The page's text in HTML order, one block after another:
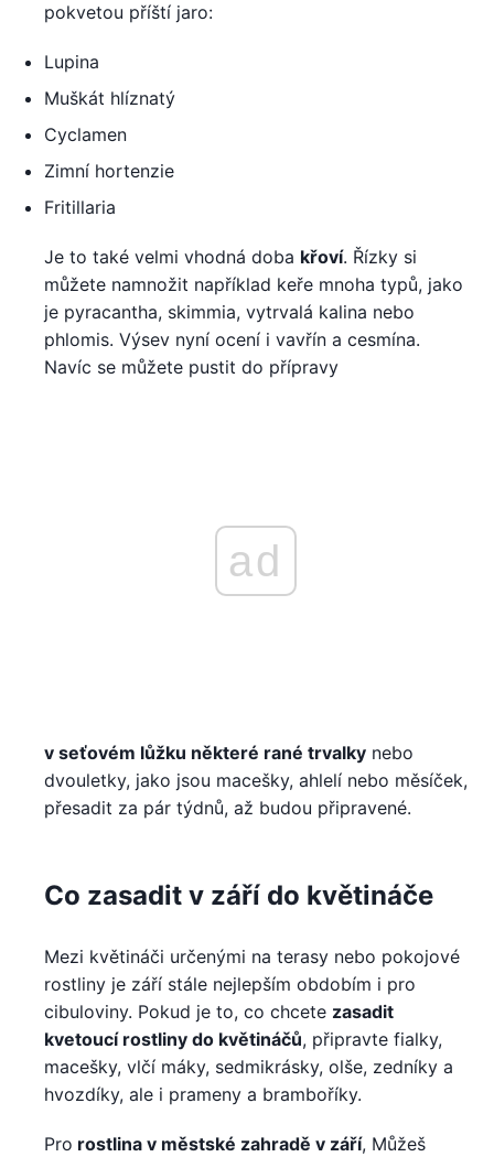
pokvetou příští jaro:
Lupina
Muškát hlíznatý
Cyclamen
Zimní hortenzie
Fritillaria
Je to také velmi vhodná doba křoví. Řízky si
můžete namnožit například keře mnoha typů, jako
je pyracantha, skimmia, vytrvalá kalina nebo
phlomis. Výsev nyní ocení i vavřín a cesmína.
Navíc se můžete pustit do přípravy
ad
v seťovém lůžku některé rané trvalky nebo
dvouletky, jako jsou macešky, ahlelí nebo měsíček,
přesadit za pár týdnů, až budou připravené.
Co zasadit v září do květináče
Mezi květináči určenými na terasy nebo pokojové
rostliny je září stále nejlepším obdobím i pro
cibuloviny. Pokud je to, co chcete zasadit
kvetoucí rostliny do květináčů, připravte fialky,
macešky, vlčí máky, sedmikrásky, olše, zedníky a
hvozdíky, ale i prameny a bramboříky.
Pro rostlina v městské zahradě v září, Můžeš